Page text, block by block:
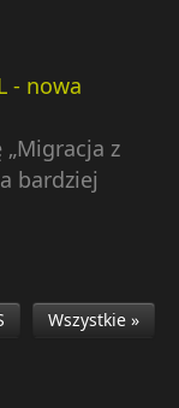
- nowa
z
bardziej
Wszystkie »